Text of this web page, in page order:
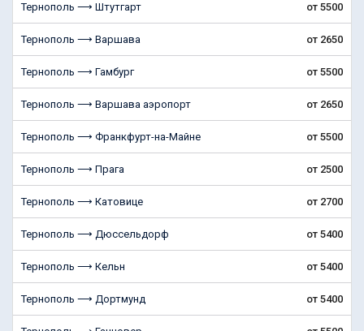
Тернополь ⟶ Штутгарт от 5500
Тернополь ⟶ Варшава от 2650
Тернополь ⟶ Гамбург от 5500
Тернополь ⟶ Варшава аэропорт от 2650
Тернополь ⟶ Франкфурт-на-Майне от 5500
Тернополь ⟶ Прага от 2500
Тернополь ⟶ Катовице от 2700
Тернополь ⟶ Дюссельдорф от 5400
Тернополь ⟶ Кельн от 5400
Тернополь ⟶ Дортмунд от 5400